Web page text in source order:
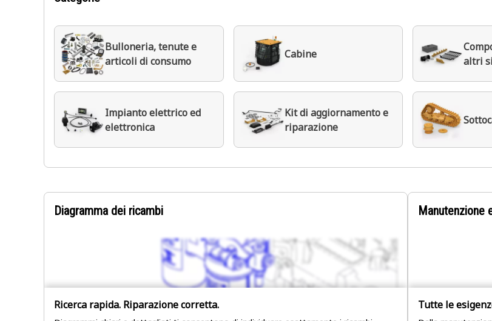
Bulloneria, tenute e
articoli di consumo
Cabine
altri
Impianto elettrico ed
elettronica
Kit di aggiornamento e
riparazione
Diagramma dei ricambi
Ricerca rapida. Riparazione corretta.
Manutenzione
Tutte le